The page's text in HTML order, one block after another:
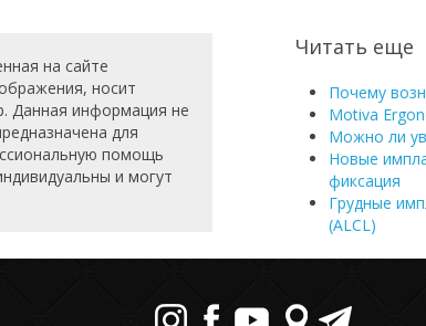
на сайте
носит
Данная информация не
для
помощь
и могут
Читать еще
Почему
Motiva
Можно ли
Новые
фиксация
Грудные
(ALCL)